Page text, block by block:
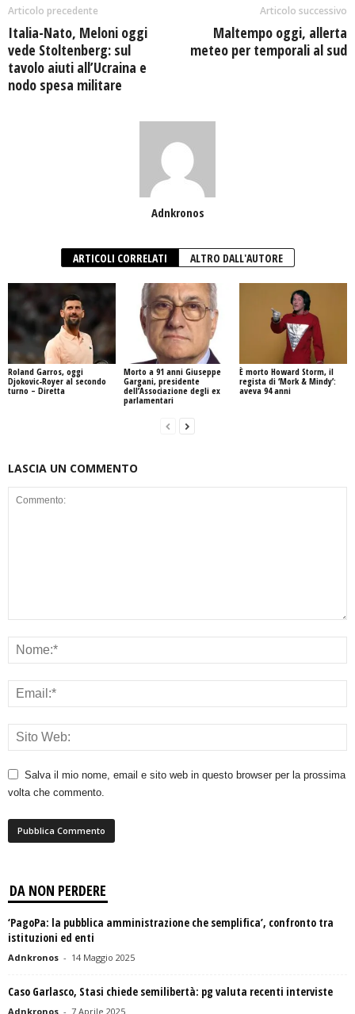
Articolo precedente
Italia-Nato, Meloni oggi
vede Stoltenberg: sul
tavolo aiuti all’Ucraina e
nodo spesa militare
Articolo successivo
Maltempo oggi, allerta
meteo per temporali al sud
Adnkronos
ARTICOLI CORRELATI ALTRO DALL'AUTORE
Roland Garros, oggi
Djokovic-Royer al secondo
turno – Diretta
Morto a 91 anni Giuseppe
Gargani, presidente
dell’Associazione degli ex
parlamentari
È morto Howard Storm, il
regista di ‘Mork & Mindy’:
aveva 94 anni
LASCIA UN COMMENTO
Salva il mio nome, email e sito web in questo browser per la prossima
volta che commento.
DA NON PERDERE
‘PagoPa: la pubblica amministrazione che semplifica’, confronto tra
istituzioni ed enti
Adnkronos - 14 Maggio 2025
Caso Garlasco, Stasi chiede semilibertà: pg valuta recenti interviste
Adnkronos - 7 Aprile 2025